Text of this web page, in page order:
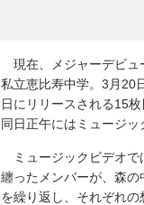
現在、メジャーデビュ
私立恵比寿中学。3月20
日にリリースされる15
同日正午にはミュージッ
ミュージックビデオで
纏ったメンバーが、森
を繰り返し、それぞれの